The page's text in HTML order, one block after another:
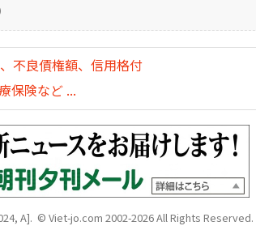
不良債権額、信用格付
保険など ...
A]. © Viet-jo.com 2002-2026 All Rights Reserved.